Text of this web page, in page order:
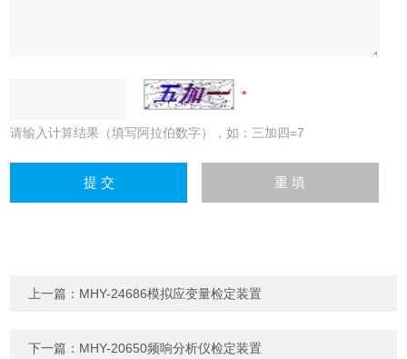
请输入计算结果（填写阿拉伯数字），如：三加四=7
上一篇： MHY-24686模拟应变量检定装置
下一篇： MHY-20650频响分析仪检定装置